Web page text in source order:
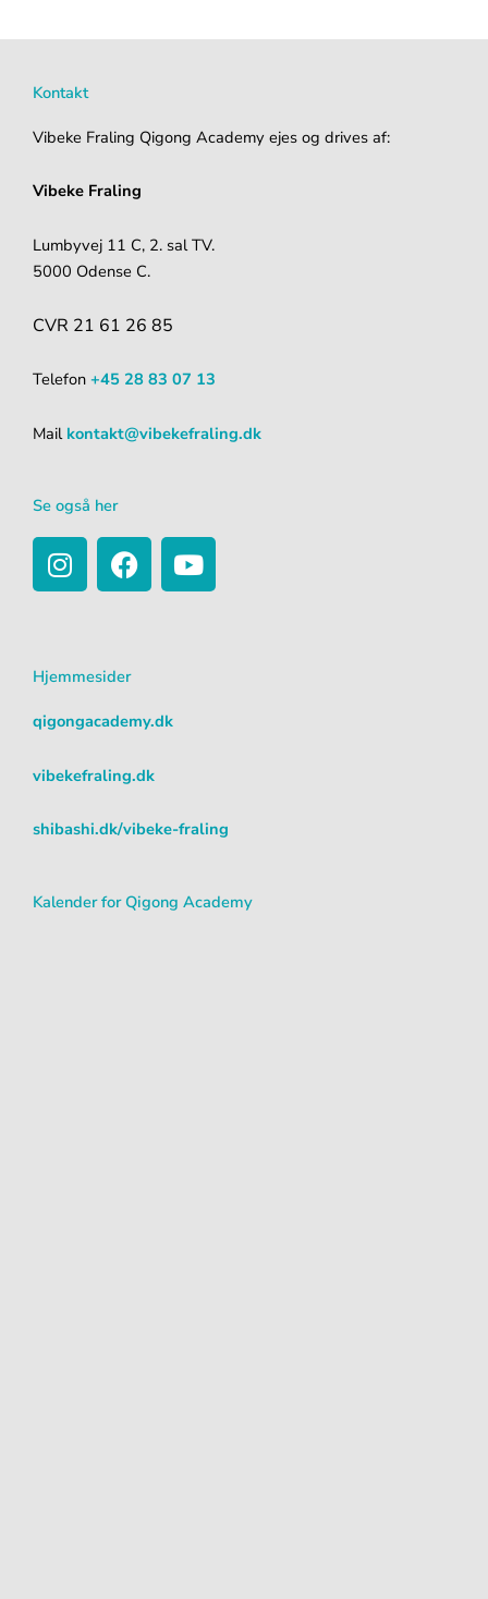
Kontakt
Vibeke Fraling Qigong Academy ejes og drives af:
Vibeke Fraling
Lumbyvej 11 C, 2. sal TV.
5000 Odense C.
CVR 21 61 26 85
Telefon +45 28 83 07 13
Mailkontakt@vibekefraling.dk
Se også her
I
n
s
g
r
a
m
F
a
c
o
o
k
Y
o
u
Hjemmesider
qigongacademy.dk
vibekefraling.dk
shibashi.dk/vibeke-fraling
Kalender for Qigong Academy